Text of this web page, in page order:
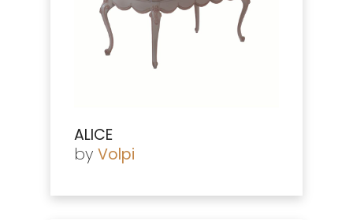
ALICE
by Volpi